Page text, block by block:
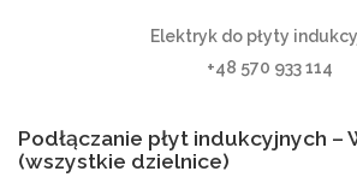
Elektryk do płyty
+48 570 933 114
Podłączanie płyt indukcyjnych –
(wszystkie dzielnice)